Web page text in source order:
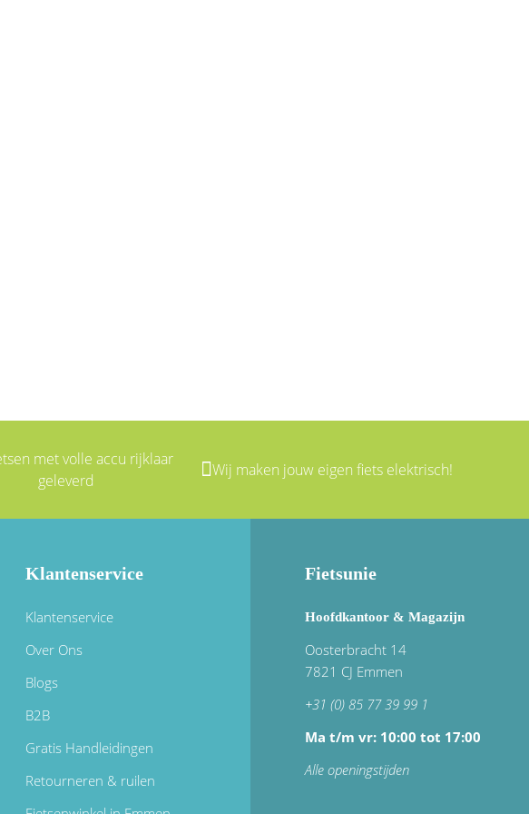
met volle accu rijklaar
geleverd
Wij maken jouw eigen fiets elektrisch!
Klantenservice
Klantenservice
Over Ons
Blogs
B2B
Gratis Handleidingen
Retourneren & ruilen
Fietsunie
Hoofdkantoor & Magazijn
Oosterbracht 14
7821 CJ Emmen
+31 (0) 85 77 39 99 1
Ma t/m vr: 10:00 tot 17:00
Alle openingstijden